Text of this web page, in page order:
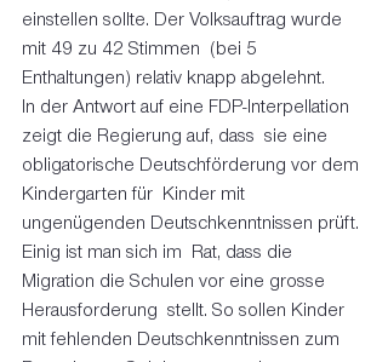
einstellen sollte. Der Volksauftrag wurde
mit 49 zu 42 Stimmen  (bei 5
Enthaltungen) relativ knapp abgelehnt.
In der Antwort auf eine FDP-Interpellation
zeigt die Regierung auf, dass  sie eine
obligatorische Deutschförderung vor dem
Kindergarten für  Kinder mit
ungenügenden Deutschkenntnissen prüft.
Einig ist man sich im  Rat, dass die
Migration die Schulen vor eine grosse
Herausforderung  stellt. So sollen Kinder
mit fehlenden Deutschkenntnissen zum